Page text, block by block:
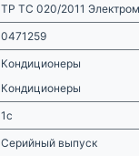
ТР ТС 020/2011
0471259
Кондиционеры
Кондиционеры
1с
Серийный выпуск